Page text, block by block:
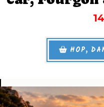
HOP,